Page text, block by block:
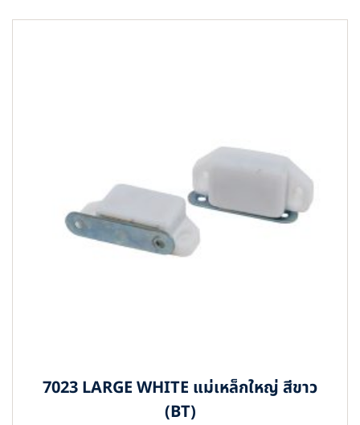
7023 LARGE WHITE แม่เหล็กใหญ่ สีขาว
(BT)